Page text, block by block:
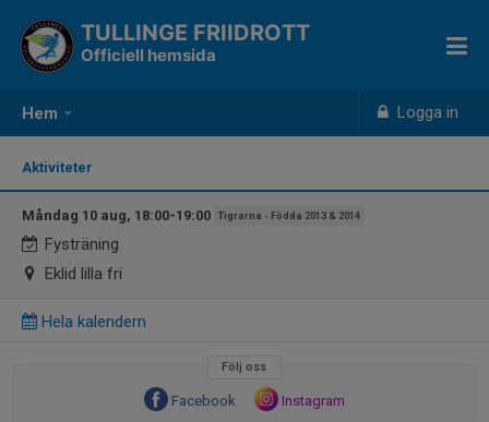
Hem Logga in
TULLINGE FRIIDROTT
Officiell hemsida
Aktiviteter
Måndag 10 aug, 18:00-19:00 Tigrarna - Födda 2013 & 2014
Fysträning
Eklid lilla fri
Hela kalendern
Följ oss
Facebook Instagram